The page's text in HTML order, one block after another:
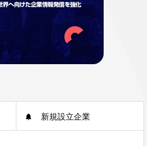
新規設立企業